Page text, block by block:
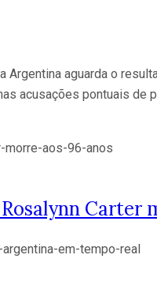
Argentina aguarda o
acusações pontuais
Carter